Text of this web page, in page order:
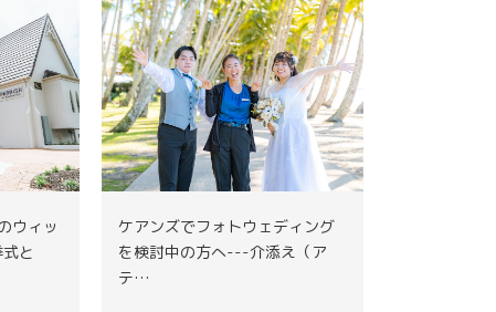
ウィッ
と
ケアンズでフォトウェディング
を検討中の方へ---介添え（ア
テ…